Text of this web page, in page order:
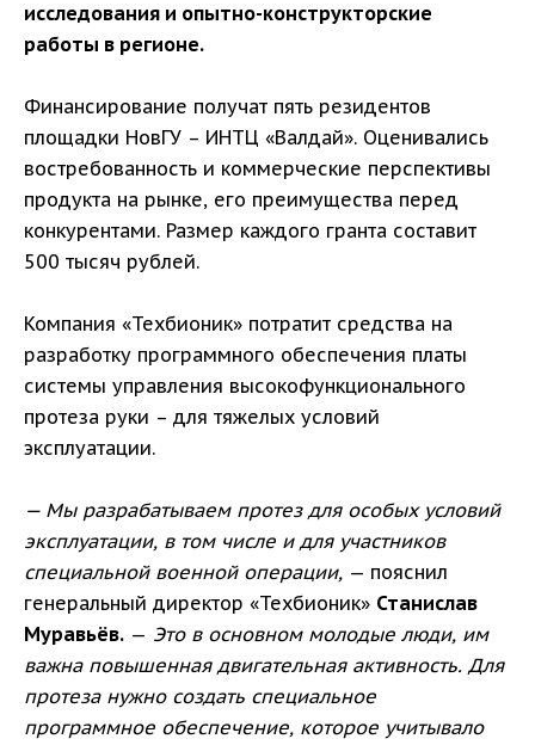
исследования и опытно-конструкторские
работы в регионе.
Финансирование получат пять резидентов
площадки НовГУ – ИНТЦ «Валдай». Оценивались
востребованность и коммерческие перспективы
продукта на рынке, его преимущества перед
конкурентами. Размер каждого гранта составит
500 тысяч рублей.
Компания «Техбионик» потратит средства на
разработку программного обеспечения платы
системы управления высокофункционального
протеза руки – для тяжелых условий
эксплуатации.
— Мы разрабатываем протез для особых условий
эксплуатации, в том числе и для участников
специальной военной операции, — пояснил
генеральный директор «Техбионик» Станислав
Муравьёв. — Это в основном молодые люди, им
важна повышенная двигательная активность. Для
протеза нужно создать специальное
программное обеспечение, которое учитывало